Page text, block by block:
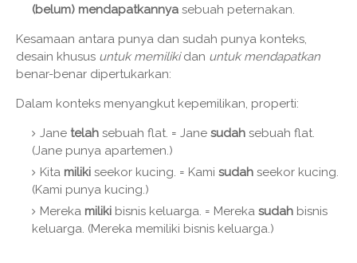
(belum) mendapatkannya sebuah peternakan.
Kesamaan antara punya dan sudah punya konteks,
desain khusus untuk memilikidan untuk mendapatkan
benar-benar dipertukarkan:
Dalam konteks menyangkut kepemilikan, properti:
Jane telah sebuah flat. = Jane sudah sebuah flat.
(Jane punya apartemen.)
Kita miliki seekor kucing. = Kami sudah seekor kucing.
(Kami punya kucing.)
Mereka miliki bisnis keluarga. = Mereka sudah bisnis
keluarga. (Mereka memiliki bisnis keluarga.)